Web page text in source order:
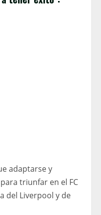
adaptarse y
triunfar en el FC
del Liverpool y de